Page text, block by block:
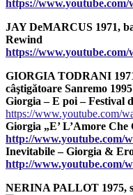
https://
JAY DeMARCUS 1971,
Rewind
https://
GIORGIA TODRANI
câştigătoare Sanremo 1995
Giorgia – E poi – Festival
https://www.youtube.com/
Giorgia „E’ L’Amore Che
http://www.youtube.com/
Inevitabile – Giorgia &
http://www.youtube.com/
NERINA PALLOT 1975,